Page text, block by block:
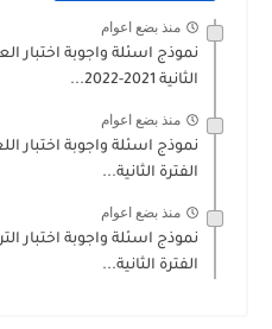
منذ بضع اعوام
نموذج اسئلة واجوبة اختبار
الثانية 2021-2022...
منذ بضع اعوام
نموذج اسئلة واجوبة اختبار
الفترة الثانية...
منذ بضع اعوام
نموذج اسئلة واجوبة اختبار
الفترة الثانية...